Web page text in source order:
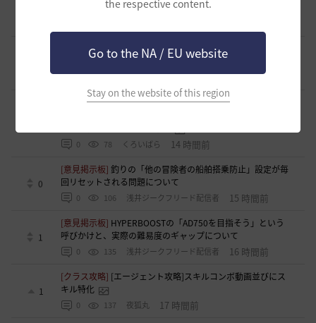
the respective content.
Go to the NA / EU website
Stay on the website of this region
【魔弾の射手】で一緒に遊びませんか？
[ギルド募集]ギルド【Patera】ギルドメンバー募集中！ 初心
者復帰者歓迎！！
0 128 かぐらBDO 14 時間前
[ギルド募集]ギルチャ完全無言推奨・ソロ向けギルド「スト
0 78 くろいばら 14 時間前
0
[意見掲示板]釣りの「他の冒険者の船舶搭乗防止」設定が毎
回リセットされる問題について
0 106 浅井ジークフリード配信者 15 時間前
1
[意見掲示板] HYPERBOOSTの「AD750を目指そう」という
呼びかけと、実際の難易度のギャップについて
0 135 浅井ジークフリード配信者 16 時間前
1
[クラス攻略] [エージェント攻略]スキルコンボ動画並びにス
キル特化
0 137 夜狐丸 17 時間前